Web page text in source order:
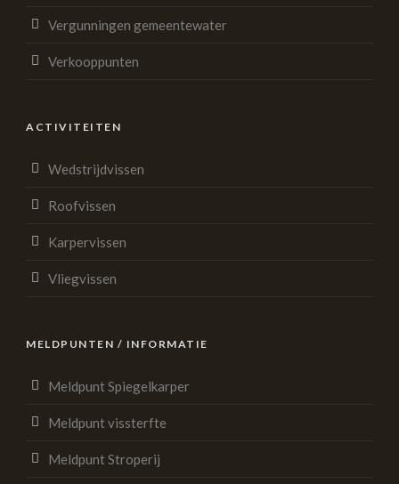
Vergunningen gemeentewater
Verkooppunten
ACTIVITEITEN
Wedstrijdvissen
Roofvissen
Karpervissen
Vliegvissen
MELDPUNTEN / INFORMATIE
Meldpunt Spiegelkarper
Meldpunt vissterfte
Meldpunt Stroperij